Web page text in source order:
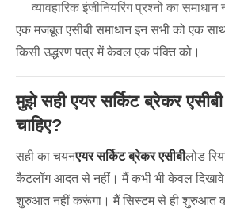
व्यावहारिक इंजीनियरिंग प्रश्नों का
एक मजबूत एसीबी समाधान इन सभी को एक
किसी उद्धरण पत्र में केवल एक पंक्ति को।
मुझे सही एयर सर्किट ब्रेकर
चाहिए?
सही का चयनएयर सर्किट ब्रेकर एसीबीलोड
कैटलॉग आदत से नहीं। मैं कभी भी केवल दिखावे
शुरुआत नहीं करूंगा। मैं सिस्टम से ही शुरुआत